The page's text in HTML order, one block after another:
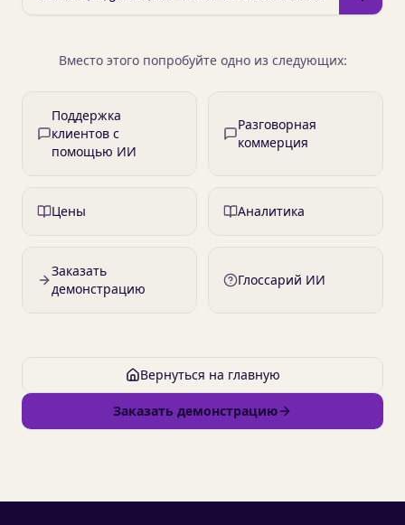
Вместо этого попробуйте одно из следующих:
Поддержка
клиентов с
помощью ИИ
Разговорная
коммерция
Цены Аналитика
Заказать
демонстрацию
Глоссарий ИИ
Вернуться на главную
Заказать демонстрацию